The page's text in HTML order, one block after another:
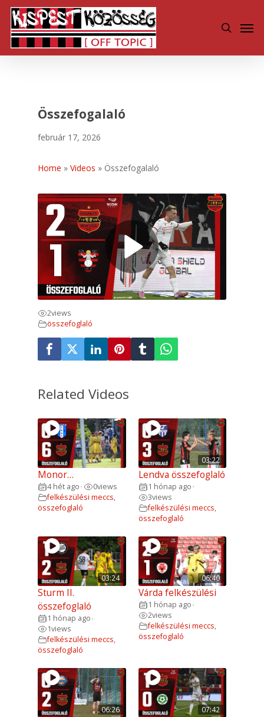
Skip
main
content
search
Összefogalaló
február 17, 2026
Home » Videos » Összefogalaló
2views
összefoglaló
Related Videos
Monor…
4 hét ago • 0views
felkészülési meccs,
összefoglaló
03:22
Lendva összefoglaló
1 hónap ago •
3views
felkészülési meccs,
összefoglaló
03:24
Sturm II.
összefoglaló
1 hónap ago •
1views
felkészülési meccs,
összefoglaló
06:40
Várda felkészülési
1 hónap ago •
2views
felkészülési meccs,
összefoglaló
06:26 07:42